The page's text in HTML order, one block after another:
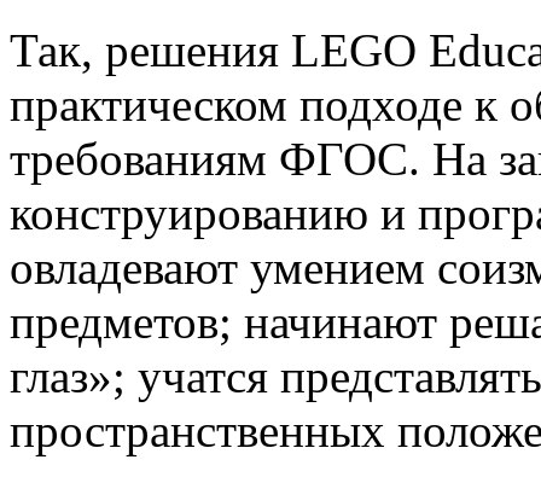
Так, решения LEGO
практическом подходе к
требованиям ФГОС. На
конструированию и
овладевают умением
предметов; начинают
глаз»; учатся
пространственных